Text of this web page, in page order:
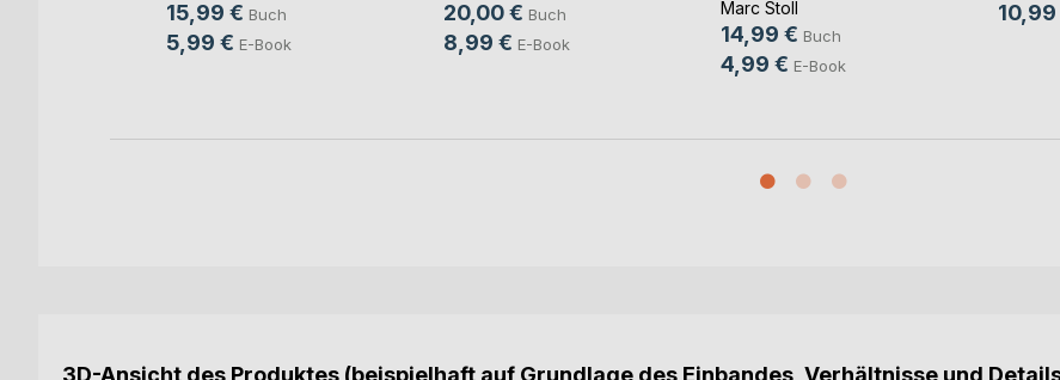
15,99 € Buch
5,99 € E-Book
20,00 € Buch
8,99 € E-Book
Marc Stoll
14,99 € Buch
4,99 € E-Book
10,99
3D-Ansicht des Produktes (beispielhaft auf Grundlage des Einbandes, Verhältnisse und